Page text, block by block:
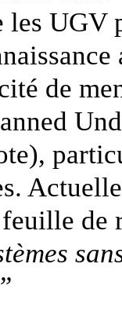
les UGV
de
de